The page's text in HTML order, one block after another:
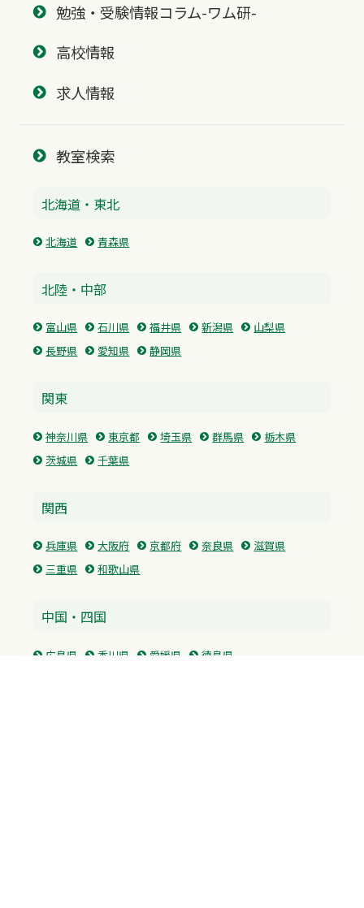
勉強・受験情報コラム-ワム研-
高校情報
求人情報
教室検索
北海道・東北
北海道 青森県
北陸・中部
富山県 石川県 福井県 新潟県
山梨県
長野県
愛知県 静岡県
関東
神奈川県 東京都 埼玉県 群馬県
栃木県
茨城県
千葉県
関西
兵庫県 大阪府 京都府 奈良県
滋賀県
三重県
和歌山県
中国・四国
広島県 香川県 愛媛県 徳島県